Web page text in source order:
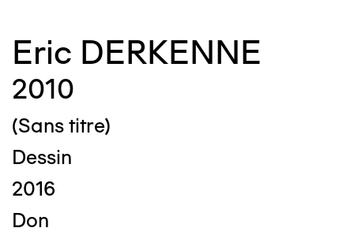
Eric DERKENNE
2010
(Sans titre)
Dessin
2016
Don